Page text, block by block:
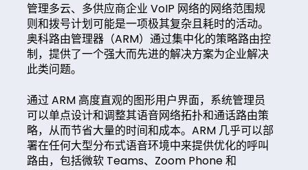
管理多云、多供应商企业 VoIP 网络的网络范围规
则和拨号计划可能是一项极其复杂且耗时的活动。
奥科路由管理器（ARM）通过集中化的策略路由控
制，提供了一个强大而先进的解决方案为企业解决
此类问题。
通过 ARM 高度直观的图形用户界面，系统管理员
可以单点设计和调整其语音网络拓扑和通话路由策
略，从而节省大量的时间和成本。ARM 几乎可以部
署在任何大型分布式语音环境中来提供优化的呼叫
路由，包括微软 Teams、Zoom Phone 和